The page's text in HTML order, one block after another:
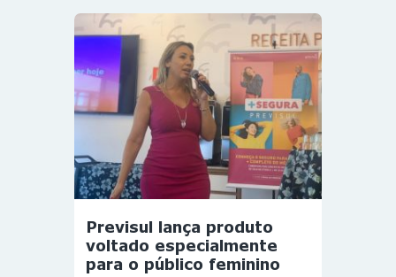
Previsul lança produto
voltado especialmente
para o público feminino